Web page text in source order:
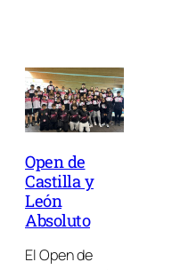
Open de
Castilla y
León
Absoluto
El Open de